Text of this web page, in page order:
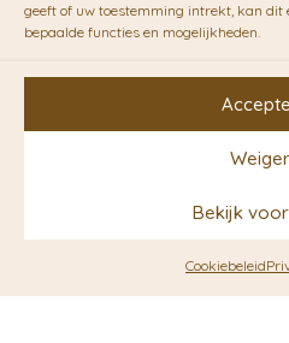
geeft of uw toestemming intrekt, kan dit
bepaalde functies en mogelijkheden.
Bekijk
Cookiebeleid
Ipsum-flessengroen |